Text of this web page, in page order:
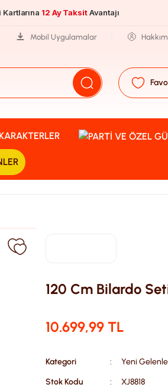
12 Ay TaksitAvantajı
Mobil Uygulamalar
KARAKTERLER
120 Cm Bilardo
10.699,99 TL
Kategori Yeni
Stok Kodu
XJ8818